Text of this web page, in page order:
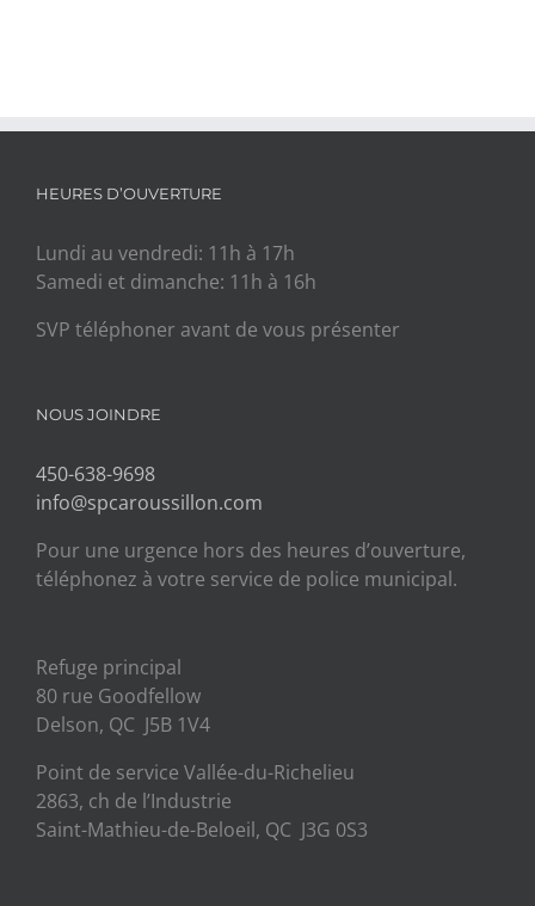
HEURES D’OUVERTURE
Lundi au vendredi: 11h à 17h
Samedi et dimanche: 11h à 16h
SVP téléphoner avant de vous présenter
NOUS JOINDRE
450-638-9698
info@spcaroussillon.com
Pour une urgence hors des heures d’ouverture,
téléphonez à votre service de police municipal.
Refuge principal
80 rue Goodfellow
Delson, QC J5B 1V4
Point de service Vallée-du-Richelieu
2863, ch de l’Industrie
Saint-Mathieu-de-Beloeil, QC J3G 0S3